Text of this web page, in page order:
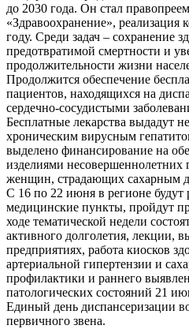
до 2030 года. Он стал
«Здравоохранение», реализация
году. Среди задач – сохранение
предотвратимой смертности и
продолжительности жизни
Продолжится обеспечение
пациентов, находящихся на
сердечно-сосудистыми
Бесплатные лекарства выдадут
хроническим вирусным
выделено финансирование на
изделиями
женщин, страдающих сахарным
С 16 по 22 июня в регионе будут
медицинские пункты, пройдут
ходе тематической недели
активного долголетия, лекции,
предприятиях, работа киосков
артериальной гипертензии и
профилактики и раннего
патологических состояний 21
Единый день диспансеризации
первичного звена.